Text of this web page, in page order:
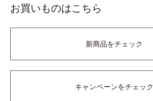
お買いものはこちら
新商品をチェック
キャンペーンをチェック